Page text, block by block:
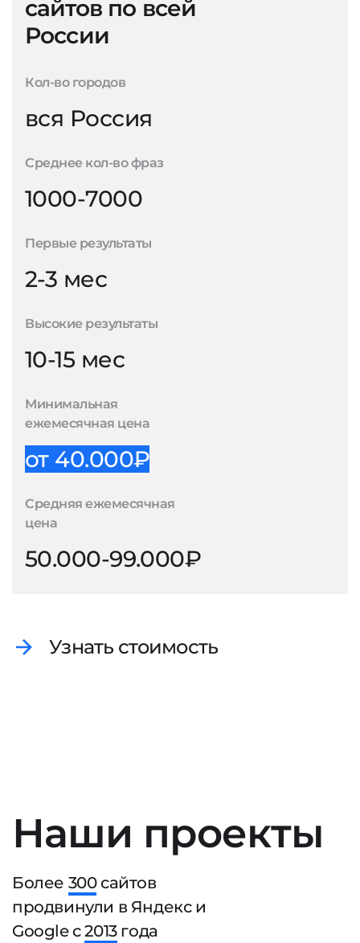
сайтов по всей
России
Кол-во городов
вся Россия
Среднее кол-во фраз
1000-7000
Первые результаты
2-3 мес
Высокие результаты
10-15 мес
Минимальная
ежемесячная цена
от 40.000₽
Средняя ежемесячная
цена
50.000-99.000₽
Узнать стоимость
Наши проекты
Более 300сайтов
продвинули в Яндекс и
Google с2013года